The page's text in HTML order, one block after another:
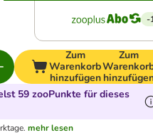
-
Zum
Warenkorb
hinzufügen
Zum
59 zooPunkte für dieses
mehr lesen